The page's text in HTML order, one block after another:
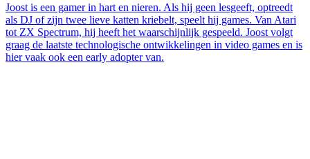
Joost is een gamer in hart en nieren. Als hij geen lesgeeft, optreedt
als DJ of zijn twee lieve katten kriebelt, speelt hij games. Van Atari
tot ZX Spectrum, hij heeft het waarschijnlijk gespeeld. Joost volgt
graag de laatste technologische ontwikkelingen in video games en is
hier vaak ook een early adopter van.